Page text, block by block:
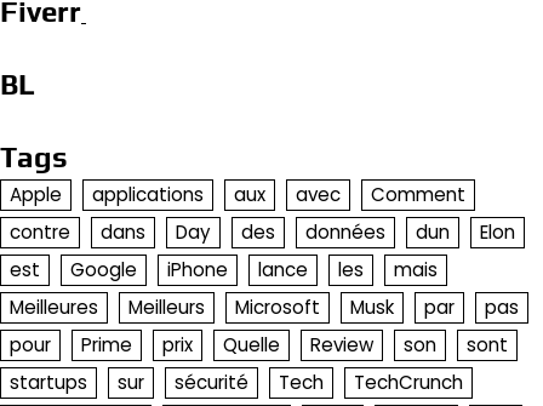
Fiverr
BL
Tags
Apple applications aux avec
Comment
contre
dans Day des données dun
Elon
est
Google iPhone lance les
mais
Meilleures
Meilleurs Microsoft Musk par
pas
pour
Prime prix Quelle Review son
sont
startups
sur sécurité Tech
TechCrunch